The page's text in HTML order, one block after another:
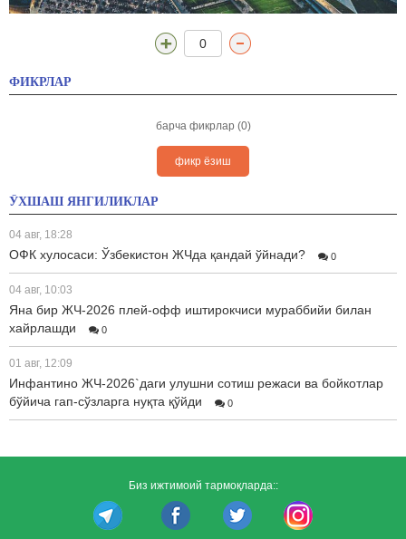
0
ФИКРЛАР
барча фикрлар (0)
фикр ёзиш
ЎХШАШ ЯНГИЛИКЛАР
04 авг, 18:28
ОФК хулосаси: Ўзбекистон ЖЧда қандай ўйнади? 0
04 авг, 10:03
Яна бир ЖЧ-2026 плей-офф иштирокчиси мураббийи билан
хайрлашди
0
01 авг, 12:09
Инфантино ЖЧ-2026`даги улушни сотиш режаси ва бойкотлар
бўйича гап-сўзларга нуқта қўйди
0
Биз ижтимоий тармоқларда::